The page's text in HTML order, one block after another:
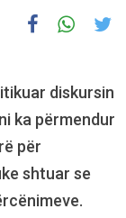
diskursin
ka përmendur
për
shtuar se